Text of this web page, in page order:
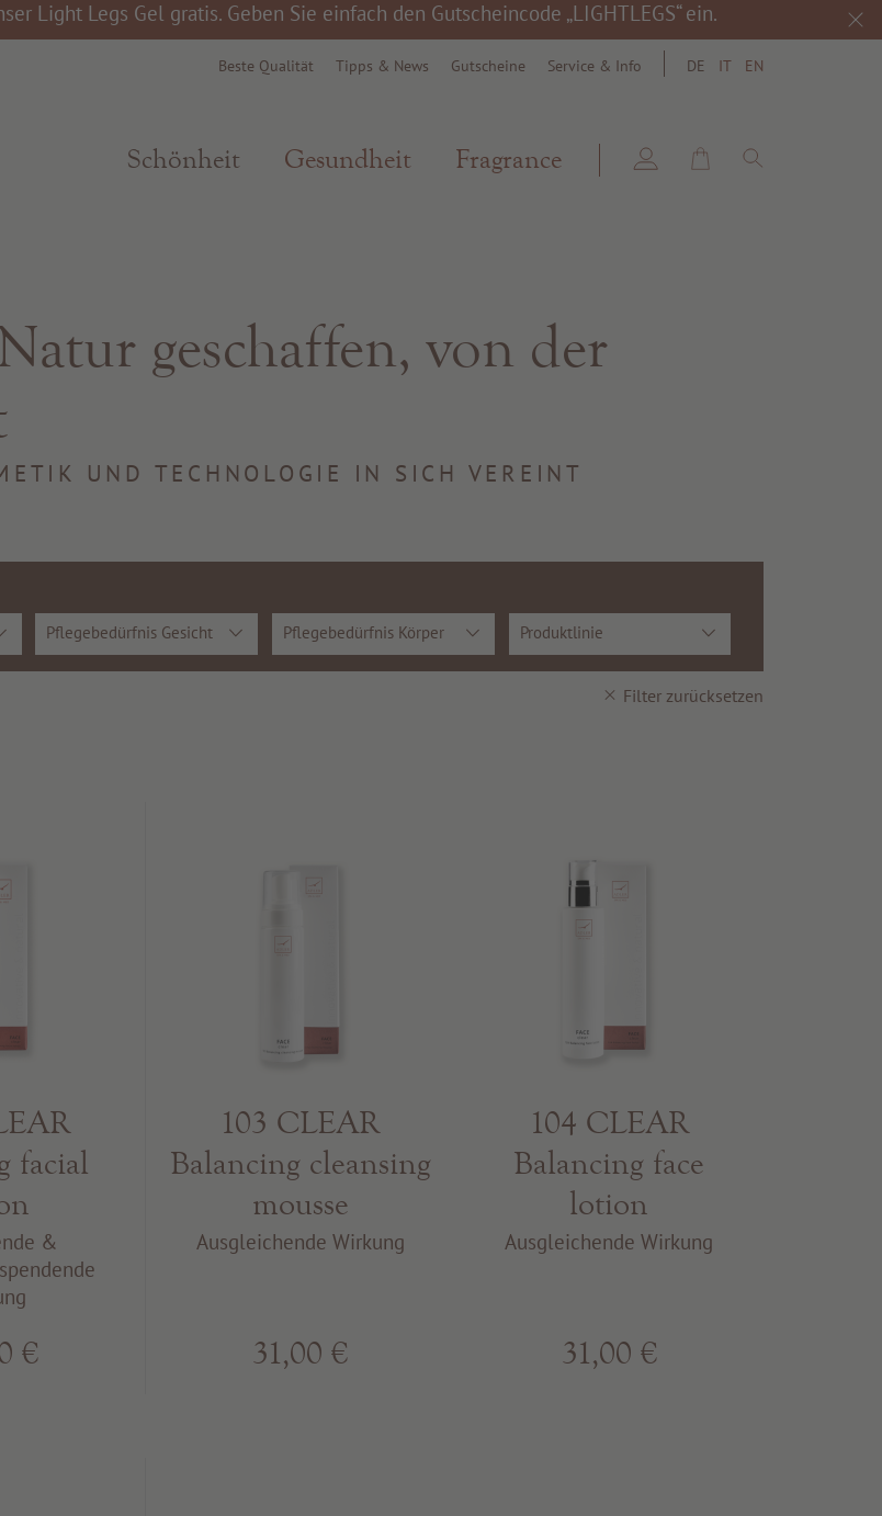
Light Legs Gel gratis. Geben Sie einfach den Gutscheincode „LIGHTLEGS“ ein.
Beste Qualität Tipps & News Gutscheine Service & Info DE IT EN
Schönheit Gesundheit Fragrance search
geschaffen, von der
UND TECHNOLOGIE IN SICH VEREINT
Pflegebedürfnis Gesicht Pflegebedürfnis Körper Produktlinie
Filter zurücksetzen
facial
&
€
103 CLEAR
Balancing cleansing
mousse
Ausgleichende Wirkung
31,00 €
104 CLEAR
Balancing face
lotion
Ausgleichende Wirkung
31,00 €